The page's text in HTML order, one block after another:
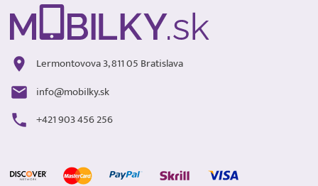
Lermontovova 3, 811 05 Bratislava
info@mobilky.sk
+421 903 456 256